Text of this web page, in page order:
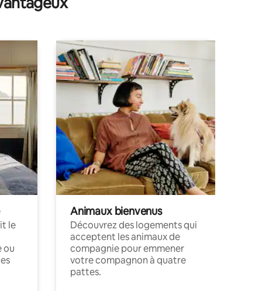
le
ou
Animaux bienvenus
Découvrez des logements qui
acceptent les animaux de
compagnie pour emmener
votre compagnon à quatre
pattes.